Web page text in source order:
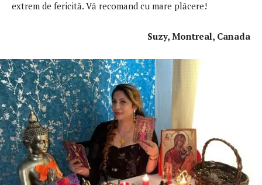
extrem de fericită. Vă recomand cu mare plăcere!
Suzy, Montreal, Canada